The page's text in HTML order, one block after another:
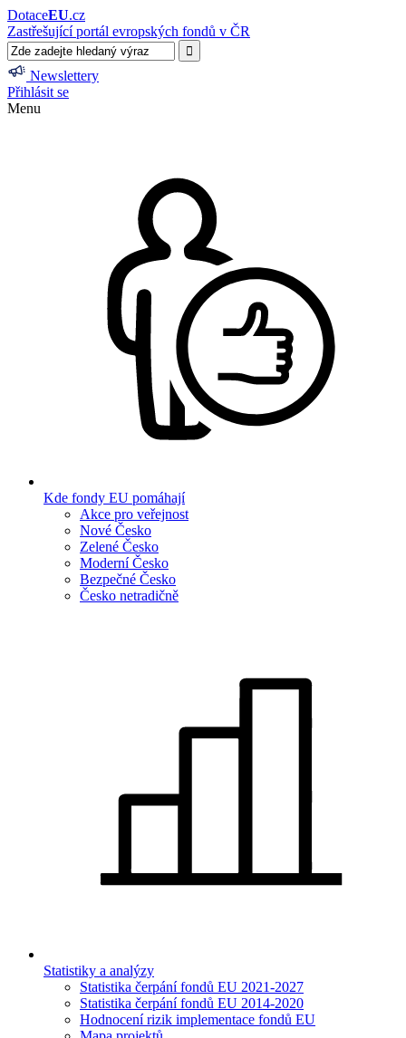
DotaceEU.cz
Zastřešující portál evropských fondů v ČR
Newslettery
Přihlásit se
Menu
Kde fondy EU pomáhají
Akce pro veřejnost
Nové Česko
Zelené Česko
Moderní Česko
Bezpečné Česko
Česko netradičně
Statistiky a analýzy
Statistika čerpání fondů EU 2021-2027
Statistika čerpání fondů EU 2014-2020
Hodnocení rizik implementace fondů EU